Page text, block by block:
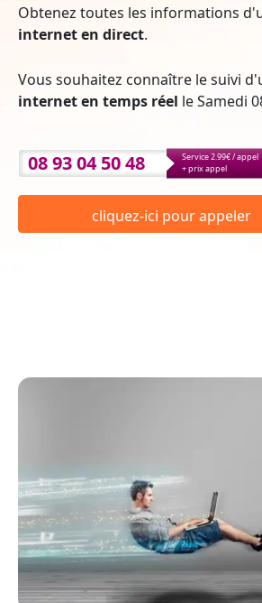
Obtenez toutes les informations
internet en direct.
Vous souhaitez connaître le suivi
internet en temps réel le Samedi
08 93 04 50 48
Service 2.99€ / appel
+ prix appel
cliquez-ici pour appeler